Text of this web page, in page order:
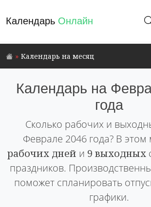
Календарь Онлайн
Календарь на месяц
Календарь на
года
Сколько рабочих и
Феврале 2046 года? В этом
рабочих дней и 9 выходных
праздников.
поможет спланировать
графики.